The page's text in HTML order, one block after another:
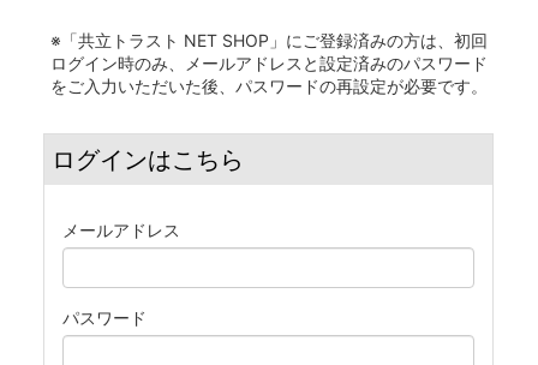
※「共立トラスト NET SHOP」にご登録済みの方は、初回
ログイン時のみ、メールアドレスと設定済みのパスワード
をご入力いただいた後、パスワードの再設定が必要です。
ログインはこちら
メールアドレス
パスワード